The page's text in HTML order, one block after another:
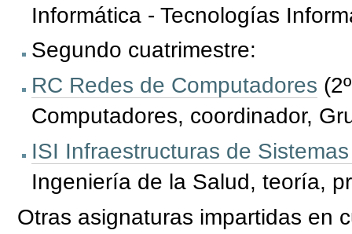
Informática - Tecnologías
Segundo cuatrimestre:
RC Redes de Computadores
Computadores, coordinador,
ISI Infraestructuras de
Ingeniería de la Salud, teoría,
Otras asignaturas impartidas en